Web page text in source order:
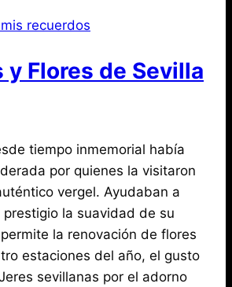
recuerdos
y Flores de Sevilla
tiempo inmemorial había
por quienes la visitaron
vergel. Ayudaban a
la suavidad de su
la renovación de flores
estaciones del año, el gusto
sevillanas por el adorno